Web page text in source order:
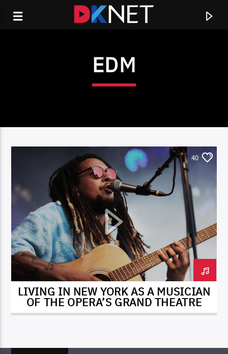
CURRENT TRACK
TITLE
ARTIST
DK NET Radio.co
EDM
40
LIVING IN NEW YORK AS A MUSICIAN
OF THE OPERA’S GRAND THEATRE